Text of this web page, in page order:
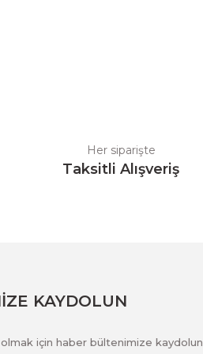
Her siparişte
Taksitli Alışveriş
KAYDOLUN
için haber bültenimize kaydolun